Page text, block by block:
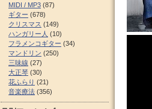
MIDI / MP3 (87)
ギター (678)
クリスマス (149)
ハンガリー人 (10)
フラメンコギター (34)
マンドリン (250)
三味線 (27)
大正琴 (30)
花ふらり (21)
音楽療法 (356)